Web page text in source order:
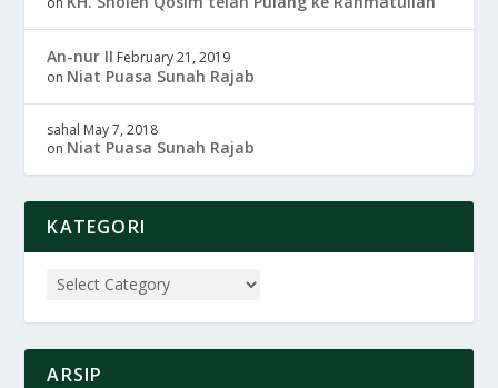
An-nur II February 21, 2019
on Niat Puasa Sunah Rajab
sahal May 7, 2018
on Niat Puasa Sunah Rajab
KATEGORI
ARSIP